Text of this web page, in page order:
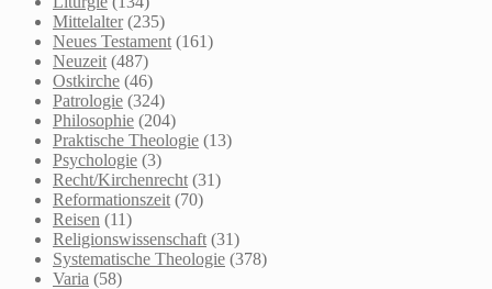
Mittelalter (235)
Neues Testament (161)
Neuzeit (487)
Ostkirche (46)
Patrologie (324)
Philosophie (204)
Praktische Theologie (13)
Psychologie (3)
Recht/Kirchenrecht (31)
Reformationszeit (70)
Reisen (11)
Religionswissenschaft (31)
Systematische Theologie (378)
Varia (58)